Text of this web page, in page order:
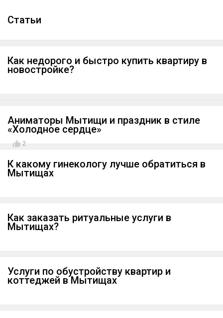
Cтатьи
Как недорого и быстро купить квартиру в
новостройке?
Аниматоры Мытищи и праздник в стиле
«Холодное сердце»
2
К какому гинекологу лучше обратиться в
Мытищах
Как заказать ритуальные услуги в
Мытищах?
Услуги по обустройству квартир и
коттеджей в Мытищах